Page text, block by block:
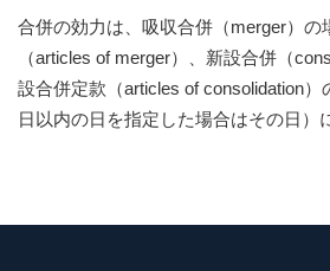
合併の効力は、吸収合併（merger）の
（articles of merger）、新設合併（
設合併定款（articles of consolidation
日以内の日を指定した場合はその日）